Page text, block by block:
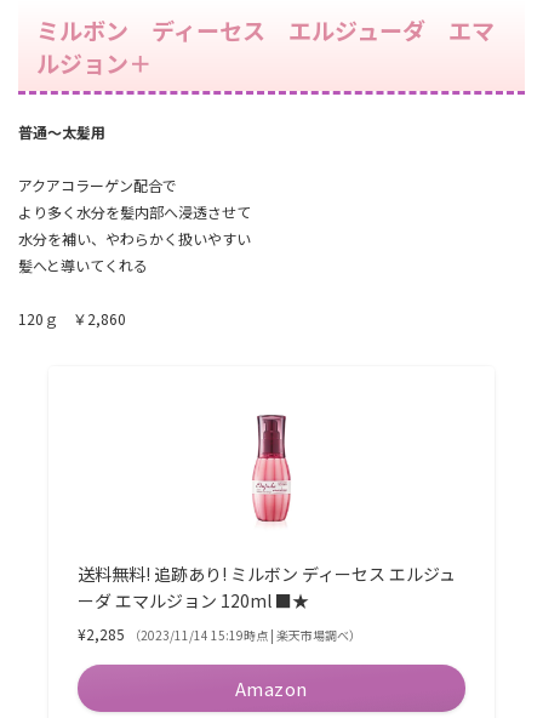
ミルボン ディーセス エルジューダ エマ
ルジョン＋
普通～太髪用
アクアコラーゲン配合で
より多く水分を髪内部へ浸透させて
水分を補い、やわらかく扱いやすい
髪へと導いてくれる
120ｇ ￥2,860
送料無料! 追跡あり! ミルボン ディーセス エルジュ
ーダ エマルジョン 120ml ■★
¥2,285 （2023/11/14 15:19時点 | 楽天市場調べ）
Amazon